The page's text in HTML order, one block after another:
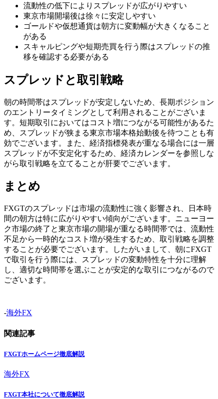
流動性の低下によりスプレッドが広がりやすい
東京市場開場後は徐々に安定しやすい
ゴールドや仮想通貨は朝方に変動幅が大きくなること
がある
スキャルピングや短期売買を行う際はスプレッドの推
移を確認する必要がある
スプレッドと取引戦略
朝の時間帯はスプレッドが安定しないため、長期ポジション
のエントリータイミングとして利用されることがございま
す。短期取引においてはコスト増につながる可能性があるた
め、スプレッドが狭まる東京市場本格始動後を待つことも有
効でございます。また、経済指標発表が重なる場合には一層
スプレッドが不安定化するため、経済カレンダーを参照しな
がら取引戦略を立てることが肝要でございます。
まとめ
FXGTのスプレッドは市場の流動性に強く影響され、日本時
間の朝方は特に広がりやすい傾向がございます。ニューヨー
ク市場の終了と東京市場の開場が重なる時間帯では、流動性
不足から一時的なコスト増が発生するため、取引戦略を調整
することが必要でございます。したがいまして、朝にFXGT
で取引を行う際には、スプレッドの変動特性を十分に理解
し、適切な時間帯を選ぶことが安定的な取引につながるので
ございます。
-海外FX
関連記事
FXGTホームページ徹底解説
海外FX
FXGT本社について徹底解説